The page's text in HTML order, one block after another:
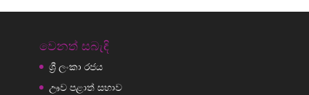
වෙනත් සබැඳි
ශ්‍රී ලංකා රජය
ඌව පළාත් සභාව